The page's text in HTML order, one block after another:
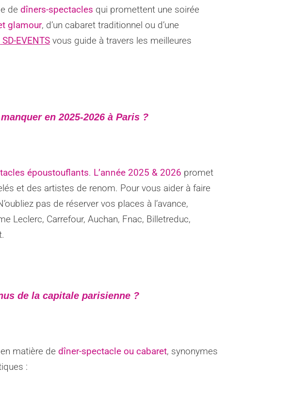
de dîners-spectacles qui promettent une soirée
glamour, d’un cabaret traditionnel ou d’une
SD-EVENTS vous guide à travers les meilleures
en 2025-2026 à Paris ?
époustouflants. L’année 2025 & 2026 promet
et des artistes de renom. Pour vous aider à faire
pas de réserver vos places à l’avance,
Leclerc, Carrefour, Auchan, Fnac, Billetreduc,
de la capitale parisienne ?
matière de dîner-spectacle ou cabaret, synonymes
: